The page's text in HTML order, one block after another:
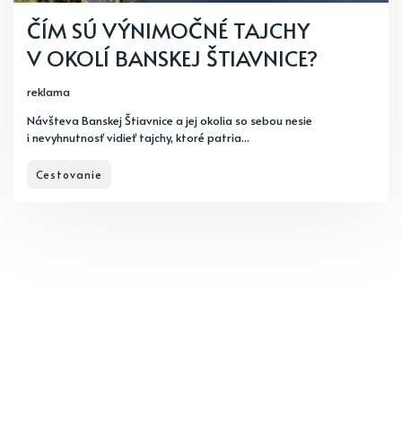
ČÍM SÚ VÝNIMOČNÉ TAJCHY
V OKOLÍ BANSKEJ ŠTIAVNICE?
reklama
Návšteva Banskej Štiavnice a jej okolia so sebou nesie
i nevyhnutnosť vidieť tajchy, ktoré patria...
Cestovanie